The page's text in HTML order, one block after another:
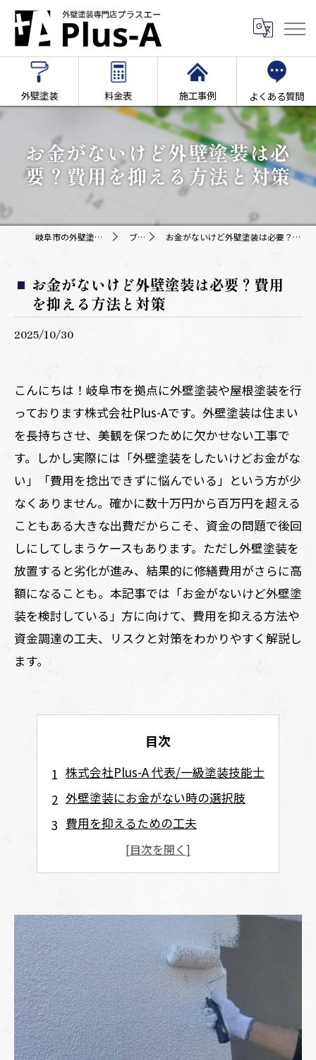
外壁塗装 料金表 施工事例 よくある質問
お金がないけど外壁塗装は必
要？費用を抑える方法と対策
岐阜市の外壁塗装専門店Plus-A ブログ お金がないけど外壁塗装は必要？費用を抑える方法と対策
お金がないけど外壁塗装は必要？費用
を抑える方法と対策
2025/10/30
こんにちは！岐阜市を拠点に外壁塗装や屋根塗装を行
っております株式会社Plus-Aです。外壁塗装は住まい
を長持ちさせ、美観を保つために欠かせない工事で
す。しかし実際には「外壁塗装をしたいけどお金がな
い」「費用を捻出できずに悩んでいる」という方が少
なくありません。確かに数十万円から百万円を超える
こともある大きな出費だからこそ、資金の問題で後回
しにしてしまうケースもあります。ただし外壁塗装を
放置すると劣化が進み、結果的に修繕費用がさらに高
額になることも。本記事では「お金がないけど外壁塗
装を検討している」方に向けて、費用を抑える方法や
資金調達の工夫、リスクと対策をわかりやすく解説し
ます。
目次
株式会社Plus-A 代表/一級塗装技能士
外壁塗装にお金がない時の選択肢
費用を抑えるための工夫
複数の見積もりを比較する
業者選びを工夫する
資金調達の方法
リフォームローン・分割払い
火災保険・地震保険の活用
自治体の補助金・助成金制度
塗装を放置するリスク
まとめ